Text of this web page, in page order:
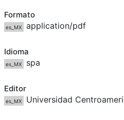
Formato
es_MX application/pdf
Idioma
es_MX spa
Editor
es_MX Universidad